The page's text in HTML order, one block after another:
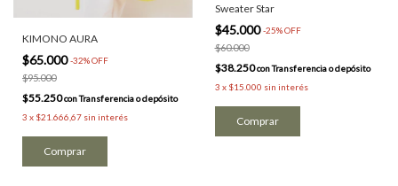
KIMONO AURA
$65.000-32%OFF
$95.000
$55.250conTransferencia o depósito
3 x $21.666,67 sin interés
Comprar
Sweater Star
$45.000-25%OFF
$60.000
$38.250conTransferencia o depósito
3 x $15.000 sin interés
Comprar